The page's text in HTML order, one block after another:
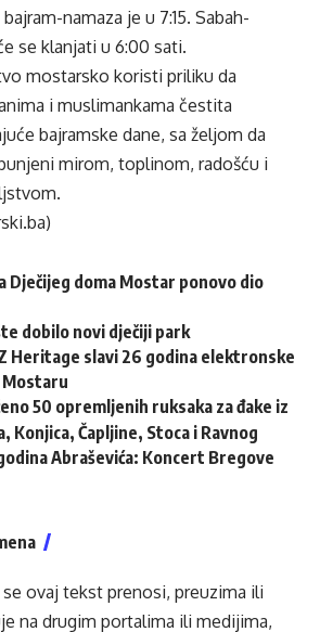
namaza je u 7:15. Sabah-
se klanjati u 6:00 sati.
mostarsko koristi priliku da
i muslimankama čestita
bajramske dane, sa željom da
mirom, toplinom, radošću i
Dječijeg doma Mostar ponovo dio
dobilo novi dječiji park
Heritage slavi 26 godina elektronske
Mostaru
50 opremljenih ruksaka za đake iz
Konjica, Čapljine, Stoca i Ravnog
Abraševića: Koncert Bregove
ovaj tekst prenosi, preuzima ili
na drugim portalima ili medijima,